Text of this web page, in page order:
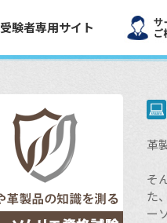
受験者専用サイト
革
そ
た
ー